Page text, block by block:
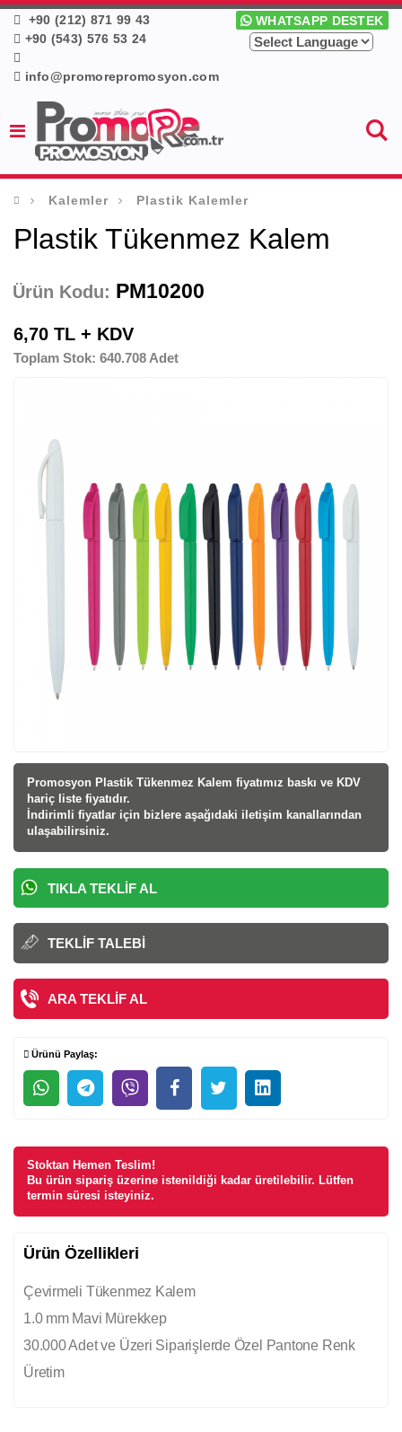
+90 (212) 871 99 43
+90 (543) 576 53 24
info@promorepromosyon.com
WHATSAPP DESTEK
Kalemler Plastik Kalemler
Plastik Tükenmez Kalem
Ürün Kodu: PM10200
6,70 TL + KDV
Toplam Stok: 640.708 Adet
Promosyon Plastik Tükenmez Kalem fiyatımız baskı ve KDV
hariç liste fiyatıdır.
İndirimli fiyatlar için bizlere aşağıdaki iletişim kanallarından
ulaşabilirsiniz.
TIKLA TEKLIF AL
TEKLIF TALEBI
ARA TEKLIF AL
Ürünü Paylaş:
Stoktan Hemen Teslim!
Bu ürün sipariş üzerine istenildiği kadar üretilebilir. Lütfen
termin süresi isteyiniz.
Ürün Özellikleri
Çevirmeli Tükenmez Kalem
1.0 mm Mavi Mürekkep
30.000 Adet ve Üzeri Siparişlerde Özel Pantone Renk
Üretim